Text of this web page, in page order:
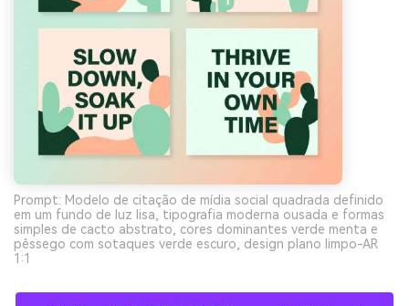
Prompt: Modelo de citação de mídia social quadrada definido
em um fundo de luz lisa, tipografia moderna ousada e formas
simples de cacto abstrato, cores dominantes verde menta e
pêssego com sotaques verde escuro, design plano limpo-AR
1:1